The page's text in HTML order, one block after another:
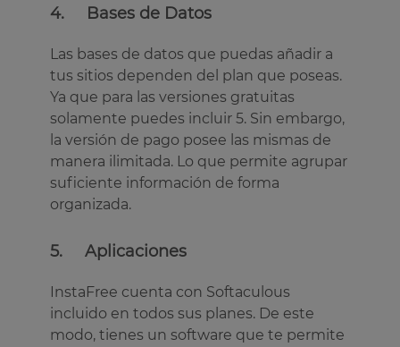
4. Bases de Datos
Las bases de datos que puedas añadir a
tus sitios dependen del plan que poseas.
Ya que para las versiones gratuitas
solamente puedes incluir 5. Sin embargo,
la versión de pago posee las mismas de
manera ilimitada. Lo que permite agrupar
suficiente información de forma
organizada.
5. Aplicaciones
InstaFree cuenta con Softaculous
incluido en todos sus planes. De este
modo, tienes un software que te permite